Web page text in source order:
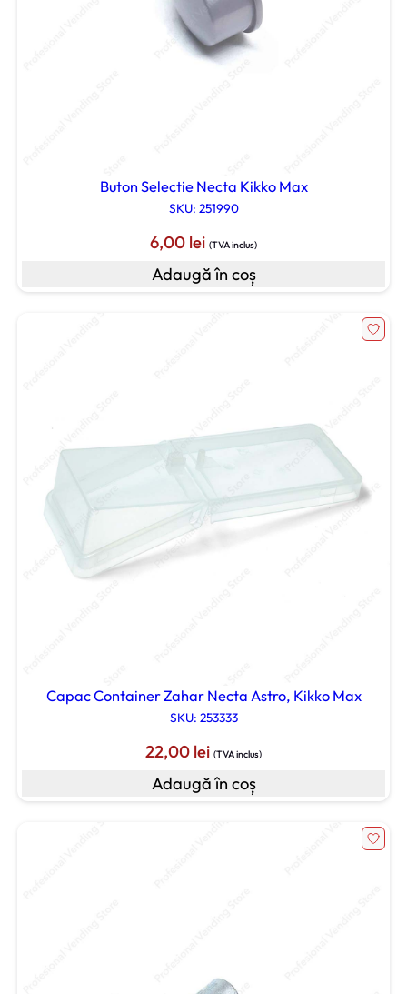
Buton Selectie Necta Kikko Max
SKU: 251990
6,00 lei (TVA inclus)
Adaugă în coș
Capac Container Zahar Necta Astro, Kikko Max
SKU: 253333
22,00 lei (TVA inclus)
Adaugă în coș